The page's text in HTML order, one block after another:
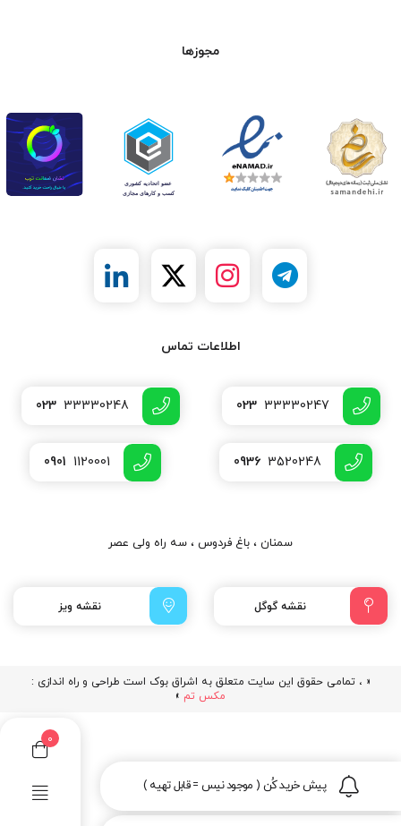
پیش خرید کُن ( موجود نیس = قابل تهیه )
0
مجوزها
اطلاعات تماس
023 33330247
023 33330248
0936 3520248
0901 1120001
سمنان ، باغ فردوس ، سه راه ولی عصر
نقشه گوگل نقشه ویز
« ، تمامی حقوق این سایت متعلق به اشراق بوک است طراحی و راه اندازی :
مکس تم »